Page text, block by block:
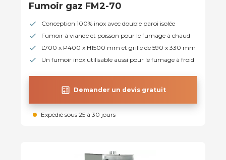
Fumoir gaz FM2-70
Conception 100% inox avec double paroi isolée
Fumoir à viande et poisson pour le fumage à chaud
L700 x P400 x H1500 mm et grille de 590 x 330 mm
Un fumoir inox utilisable aussi pour le fumage à froid
calculate Demander un devis gratuit
Expédié sous 25 à 30 jours